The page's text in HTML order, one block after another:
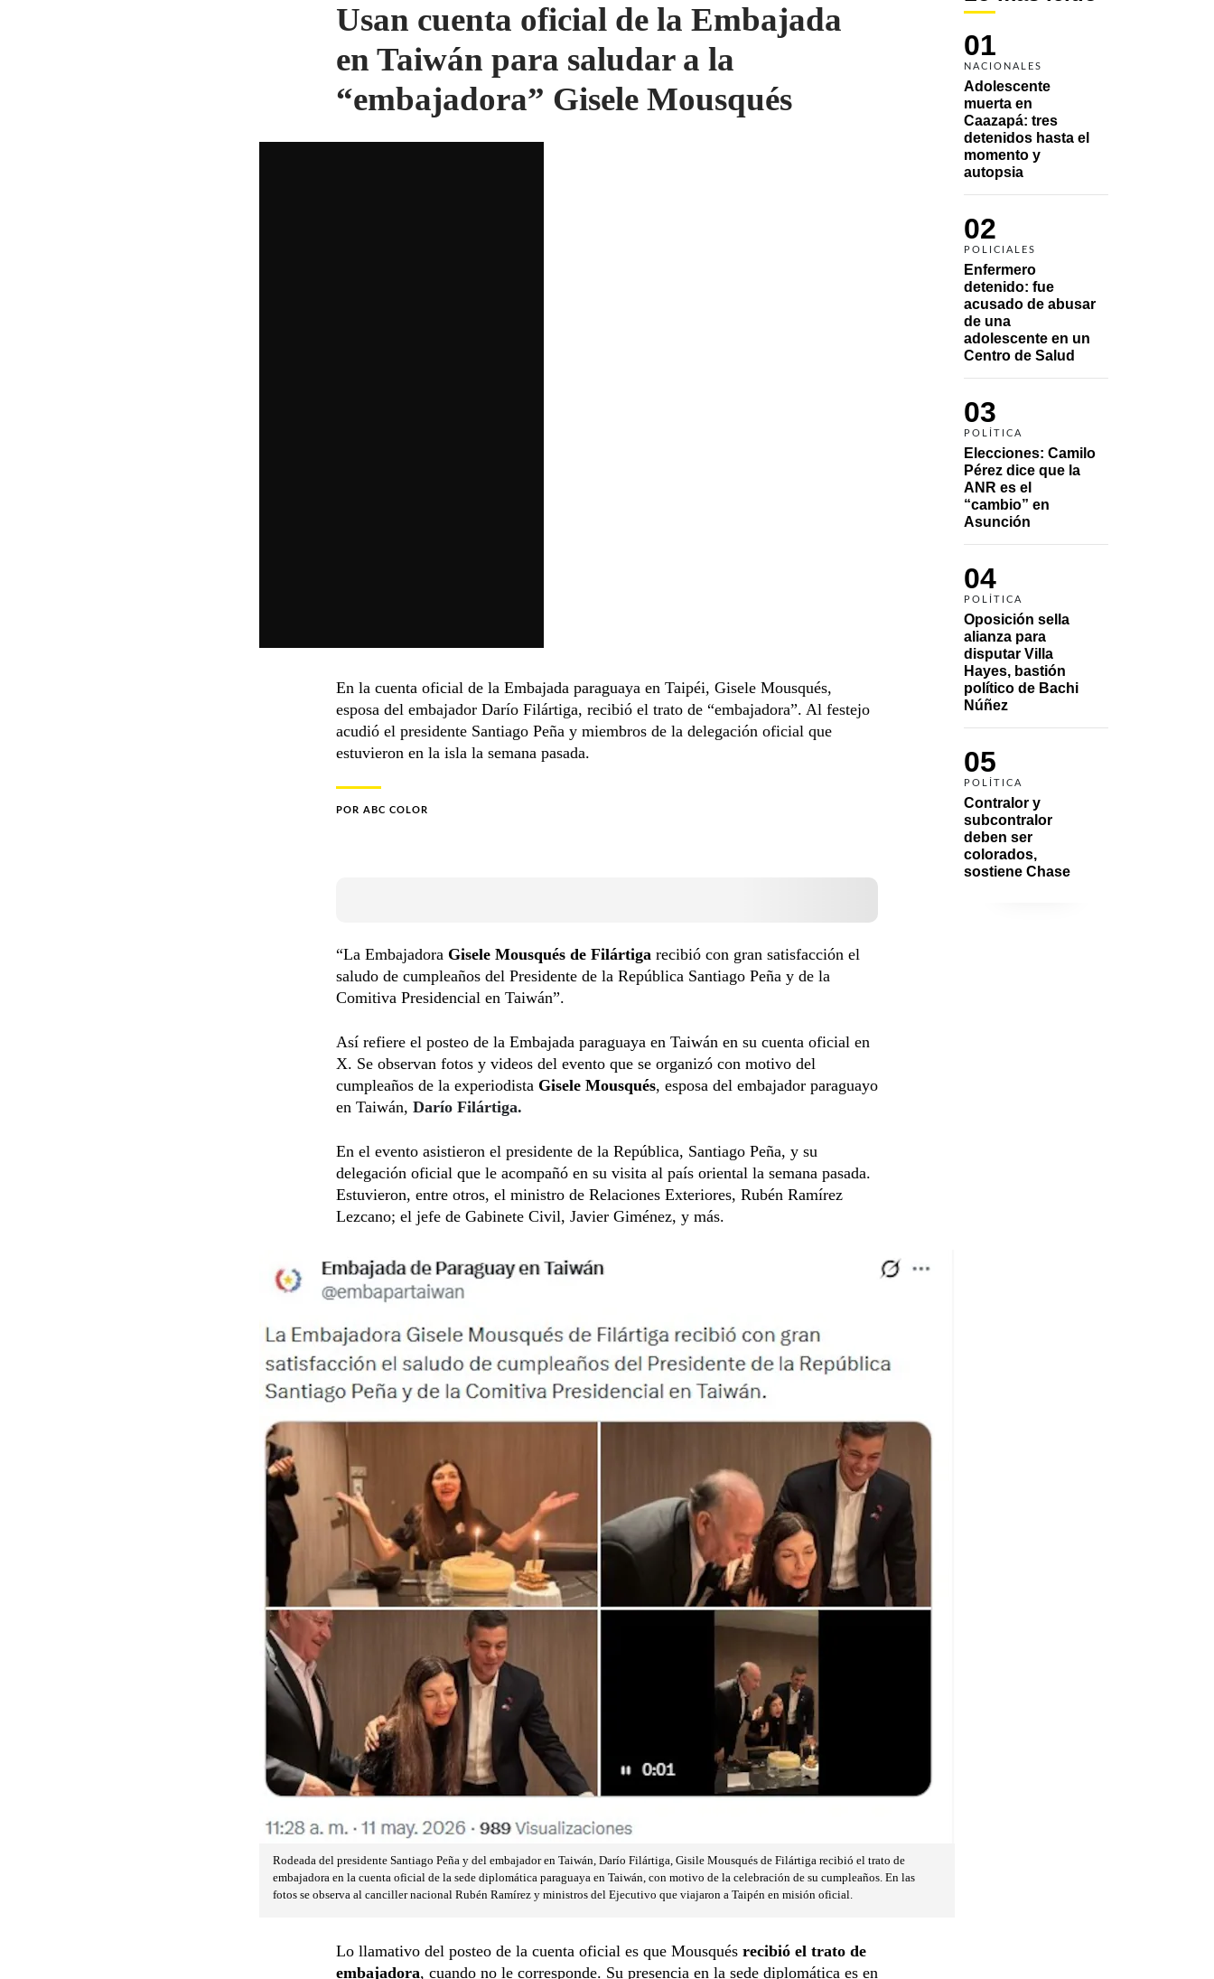
01
NACIONALES
Adolescente
muerta en
Caazapá: tres
detenidos hasta el
momento y
autopsia
02
POLICIALES
Enfermero
detenido: fue
acusado de abusar
de una
adolescente en un
Centro de Salud
03
POLÍTICA
Elecciones: Camilo
Pérez dice que la
ANR es el
“cambio” en
Asunción
04
POLÍTICA
Oposición sella
alianza para
disputar Villa
Hayes, bastión
político de Bachi
Núñez
05
POLÍTICA
Contralor y
subcontralor
deben ser
colorados,
sostiene Chase
Usan cuenta oficial de la Embajada
en Taiwán para saludar a la
“embajadora” Gisele Mousqués
En la cuenta oficial de la Embajada paraguaya en Taipéi, Gisele Mousqués,
esposa del embajador Darío Filártiga, recibió el trato de “embajadora”. Al festejo
acudió el presidente Santiago Peña y miembros de la delegación oficial que
estuvieron en la isla la semana pasada.
POR ABC COLOR
“La Embajadora Gisele Mousqués de Filártiga recibió con gran satisfacción el
saludo de cumpleaños del Presidente de la República Santiago Peña y de la
Comitiva Presidencial en Taiwán”.
Así refiere el posteo de la Embajada paraguaya en Taiwán en su cuenta oficial en
X. Se observan fotos y videos del evento que se organizó con motivo del
cumpleaños de la experiodista Gisele Mousqués, esposa del embajador paraguayo
en Taiwán, Darío Filártiga.
En el evento asistieron el presidente de la República, Santiago Peña, y su
delegación oficial que le acompañó en su visita al país oriental la semana pasada.
Estuvieron, entre otros, el ministro de Relaciones Exteriores, Rubén Ramírez
Lezcano; el jefe de Gabinete Civil, Javier Giménez, y más.
Rodeada del presidente Santiago Peña y del embajador en Taiwán, Darío Filártiga, Gisile Mousqués de Filártiga recibió el trato de
embajadora en la cuenta oficial de la sede diplomática paraguaya en Taiwán, con motivo de la celebración de su cumpleaños. En las
fotos se observa al canciller nacional Rubén Ramírez y ministros del Ejecutivo que viajaron a Taipén en misión oficial.
Lo llamativo del posteo de la cuenta oficial es que Mousqués recibió el trato de
embajadora, cuando no le corresponde. Su presencia en la sede diplomática es en